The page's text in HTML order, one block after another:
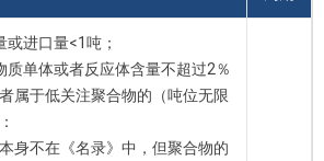
或进口量<1吨；
质单体或者反应体含量不超过2％
属于低关注聚合物的（吨位无限
身不在《名录》中，但聚合物的